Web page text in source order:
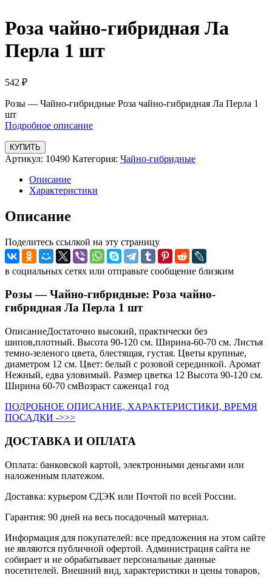
Роза чайно-гибридная Ла
Перла 1 шт
542 ₽
Розы — Чайно-гибридные Роза чайно-гибридная Ла Перла 1
шт
Подробное описание
КУПИТЬ
Артикул: 10490 Категория: Чайно-гибридные
Описание
Характеристики
Описание
Поделитесь ссылкой на эту страницу
в социальных сетях или отправьте сообщение близким
Розы — Чайно-гибридные: Роза чайно-
гибридная Ла Перла 1 шт
ОписаниеДостаточно высокий, практически без
шипов,плотный. Высота 90-120 см. Ширина-60-70 см. Листья
темно-зеленого цвета, блестящая, густая. Цветы крупные,
диаметром 12 см. Цвет: белый с розовой серединкой. Аромат
Нежный, едва уловимый. Размер цветка 12 Высота 90-120 см.
Ширина 60-70 смВозраст саженца1 год
ПОДРОБНОЕ ОПИСАНИЕ, ХАРАКТЕРИСТИКИ, ВРЕМЯ
ПОСАДКИ ->>>
ДОСТАВКА И ОПЛАТА
Оплата: банковской картой, электронными деньгами или
наложенным платежом.
Доставка: курьером СДЭК или Почтой по всей России.
Гарантия: 90 дней на весь посадочный материал.
Информация для покупателей: все предложения на этом сайте
не являются публичной офертой. Администрация сайта не
собирает и не обрабатывает персональные данные
посетителей. Внешний вид, характеристики и цены товаров,